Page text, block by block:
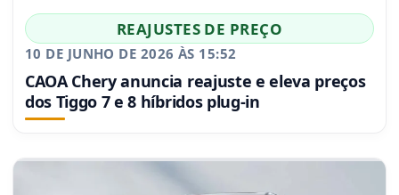
REAJUSTES DE PREÇO
10 DE JUNHO DE 2026 ÀS 15:52
CAOA Chery anuncia reajuste e eleva preços
dos Tiggo 7 e 8 híbridos plug-in